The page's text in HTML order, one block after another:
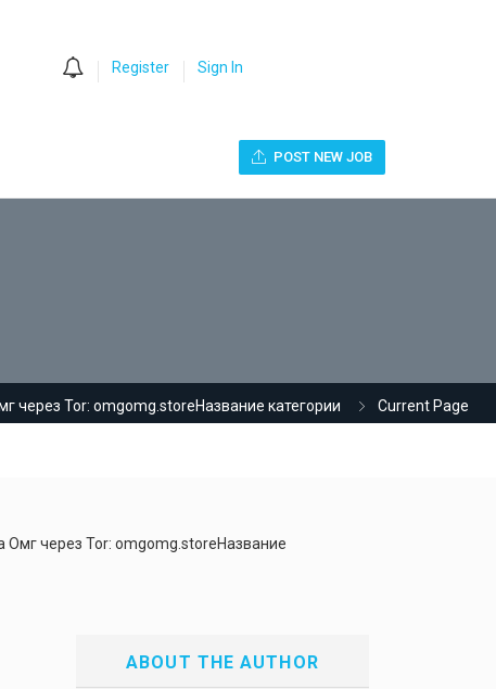
Register Sign In
POST NEW JOB
Tor: omgomg.storeНазвание категории Current Page
через Tor: omgomg.storeНазвание
ABOUT THE AUTHOR